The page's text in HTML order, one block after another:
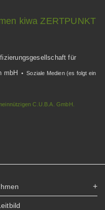
kiwa ZERTPUNKT
für
mbH
• Soziale Medien (es folgt ein